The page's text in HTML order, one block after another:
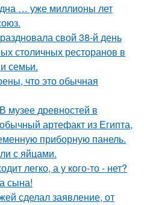
… уже миллионы лет
свой 38-й день
столичных ресторанов в
семьи.
что это обычная
музее древностей в
артефакт из Египта,
приборную панель.
с яйцами.
легко, а у кого-то - нет?
сына!
сделал заявление, от